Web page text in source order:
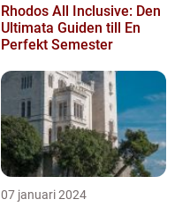
Rhodos All Inclusive: Den
Ultimata Guiden till En
Perfekt Semester
07 januari 2024